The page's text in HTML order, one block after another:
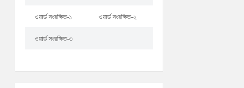
ওয়ার্ড সংরক্ষিত-১ ওয়ার্ড সংরক্ষিত-২
ওয়ার্ড সংরক্ষিত-৩